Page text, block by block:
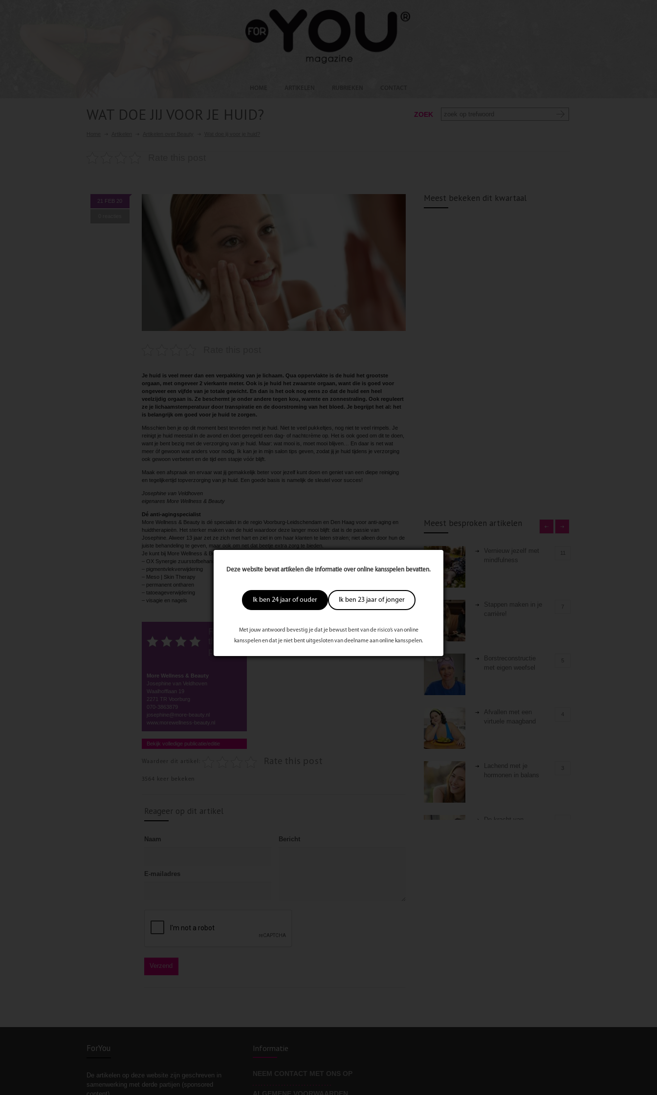
Deze website bevat artikelen die informatie over online kansspelen bevatten.
Ik ben 24 jaar of ouder Ik ben 23 jaar of jonger
Met jouw antwoord bevestig je dat je bewust bent van de risico’s van online
kansspelen en dat je niet bent uitgesloten van deelname aan online kansspelen.
WAT DOE JIJ VOOR JE HUID? ZOEK
21 FEB 20
Je huid is veel meer dan een verpakking van je lichaam. Qua oppervlakte is de huid het grootste
orgaan, met ongeveer 2 vierkante meter. Ook is je huid het zwaarste orgaan, want die is goed voor
ongeveer een vijfde van je totale gewicht. En dan is het ook nog eens zo dat de huid een heel
veelzijdig orgaan is. Ze beschermt je onder andere tegen kou, warmte en zonnestraling. Ook reguleert
ze je lichaamstemperatuur door transpiratie en de doorstroming van het bloed. Je begrijpt het al: het
is belangrijk om goed voor je huid te zorgen.
Misschien ben je op dit moment best tevreden met je huid. Niet te veel pukkeltjes, nog niet te veel rimpels. Je
reinigt je huid meestal in de avond en doet geregeld een dag- of nachtcrème op. Het is ook goed om dit te doen,
want je bent bezig met de verzorging van je huid. Maar: wat mooi is, moet mooi blijven… En daar is net wat
meer óf gewoon wat anders voor nodig. Ik kan je in mijn salon tips geven, zodat jij je huid tijdens je verzorging
ook gewoon verbetert en de tijd een stapje vóór blijft.
Maak een afspraak en ervaar wat jij gemakkelijk beter voor jezelf kunt doen en geniet van een diepe reiniging
en tegelijkertijd topverzorging van je huid. Een goede basis is namelijk de sleutel voor succes!
Josephine van Veldhoven
eigenares More Wellness & Beauty
Dé anti-agingspecialist
More Wellness & Beauty is dé specialist in de regio Voorburg-Leidschendam en Den Haag voor anti-aging en
huidtherapieën. Het sterker maken van de huid waardoor deze langer mooi blijft: dat is de passie van
Josephine. Alweer 13 jaar zet ze zich met hart en ziel in om haar klanten te laten stralen; niet alleen door hun de
juiste behandeling te geven, maar ook om net dat beetje extra zorg te bieden.
Je kunt bij More Wellness & Beauty onder andere terecht voor:
– OX Synergie zuurstofbehandeling
– pigmentvlekverwijdering
– Meso | Skin Therapy
– permanent ontharen
– tatoeageverwijdering
– visagie en nagels
More Wellness & Beauty
Josephine van Veldhoven
Waalhofflaan 19
2271 TR Voorburg
070-3863879
josephine@more-beauty.nl
www.morewellness-beauty.nl
Bekijk volledige publicatie/editie
Waardeer dit artikel: Rate this post
3564 keer bekeken
Reageer op dit artikel
Naam
E-mailadres
Bericht
Meest bekeken dit kwartaal
Meest besproken artikelen
Vernieuw jezelf met
mindfulness
Stappen maken in je
carrière!
7
Borstreconstructie
met eigen weefsel
5
Afvallen met een
virtuele maagband
4
Lachend met je
hormonen in balans
3
De kracht van
ForYou
De artikelen op deze website zijn geschreven in
samenwerking met derde partijen (sponsored
Informatie
NEEM CONTACT MET ONS OP